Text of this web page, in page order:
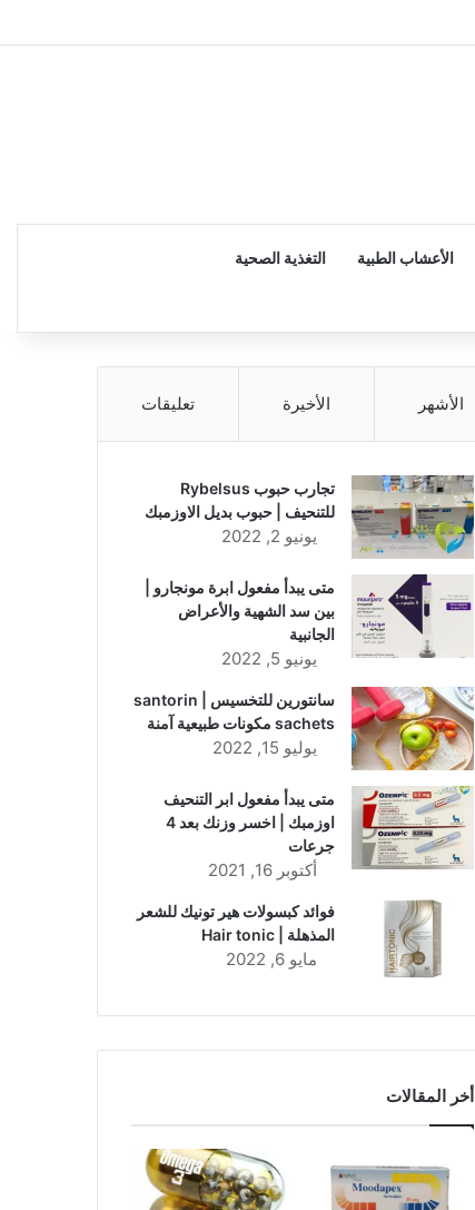
الأعشاب الطبية التغذية الصحية
الأشهر الأخيرة تعليقات
تجارب حبوب Rybelsus
للتنحيف | حبوب بديل الاوزمبك
يونيو 2, 2022
متى يبدأ مفعول ابرة مونجارو |
بين سد الشهية والأعراض
الجانبية
يونيو 5, 2022
سانتورين للتخسيس | santorin
sachets مكونات طبيعية آمنة
يوليو 15, 2022
متى يبدأ مفعول ابر التنحيف
اوزمبك | اخسر وزنك بعد 4
جرعات
أكتوبر 16, 2021
فوائد كبسولات هير تونيك للشعر
المذهلة | Hair tonic
مايو 6, 2022
أخر المقالات